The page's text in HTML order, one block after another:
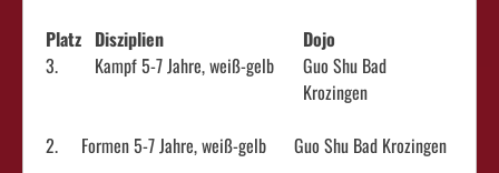
Platz Disziplien
Dojo
3.
Kampf 5-7 Jahre, weiß-gelb
Guo Shu Bad
Krozingen
2.
Formen 5-7 Jahre, weiß-gelb
Guo Shu Bad Krozingen